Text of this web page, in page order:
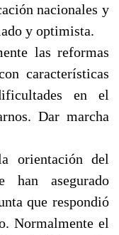
nacionales y
y optimista.
las reformas
características
en el
Dar marcha
orientación del
han asegurado
que respondió
Normalmente el